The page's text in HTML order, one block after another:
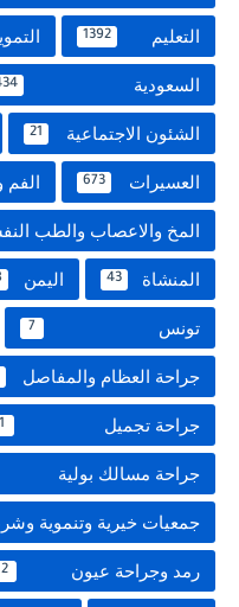
التعليم 1392
السعودية
الشئون الاجتماعية 21
العسيرات 673 الفم
المخ والاعصاب والطب
المنشاة 43 اليمن
تونس 7
جراحة العظام والمفاصل
جراحة تجميل 1
جراحة مسالك بولية
جمعيات خيرية وتنموية
رمد وجراحة عيون 2